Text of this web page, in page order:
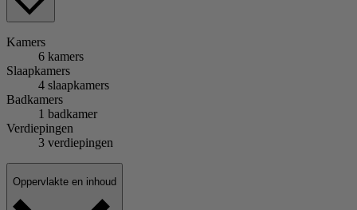
Kamers
6 kamers
Slaapkamers
4 slaapkamers
Badkamers
1 badkamer
Verdiepingen
3 verdiepingen
Oppervlakte en inhoud